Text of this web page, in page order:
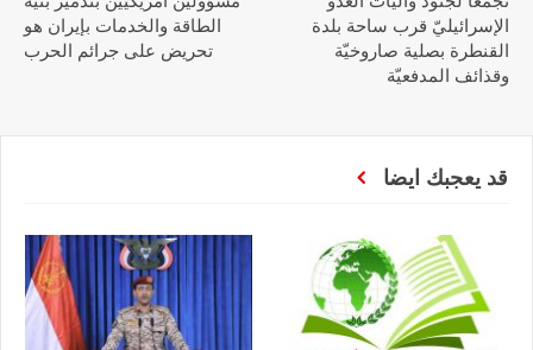
الإسرائيليّ قرب ساحة بلدة
القنطرة بصلية صاروخيّة
وقذائف المدفعيّة
الطاقة والخدمات بإيران هو
تحريض على جرائم الحرب
قد يعجبك ايضا